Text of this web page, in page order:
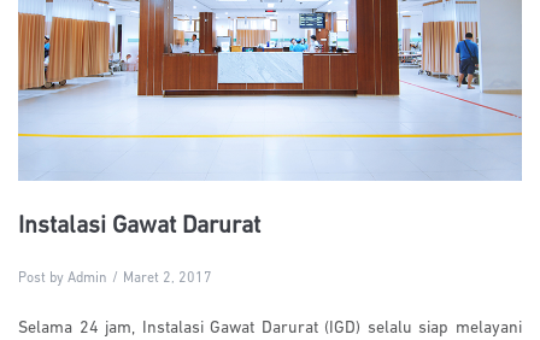
Instalasi Gawat Darurat
Post by Admin Maret 2, 2017
Selama 24 jam, Instalasi Gawat Darurat (IGD) selalu siap melayani